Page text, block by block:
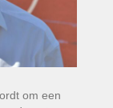
om een